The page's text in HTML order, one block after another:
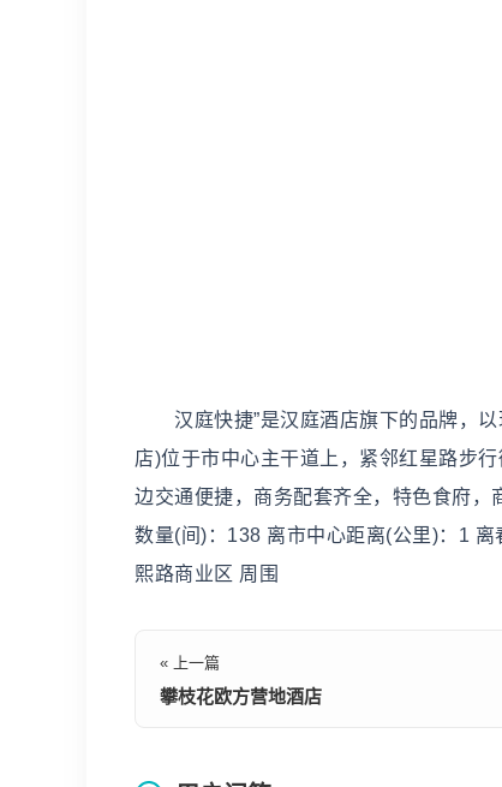
汉庭快捷”是汉庭酒店旗下的品牌，以
店)位于市中心主干道上，紧邻红星路步
边交通便捷，商务配套齐全，特色食府
数量(间)：138 离市中心距离(公里)：1
熙路商业区 周围
« 上一篇
攀枝花欧方营地酒店